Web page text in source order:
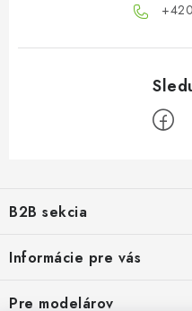
p
ä
B2B sekcia
poskytovanie vhodných služieb a
Informácie pre vás
Pre modelárov